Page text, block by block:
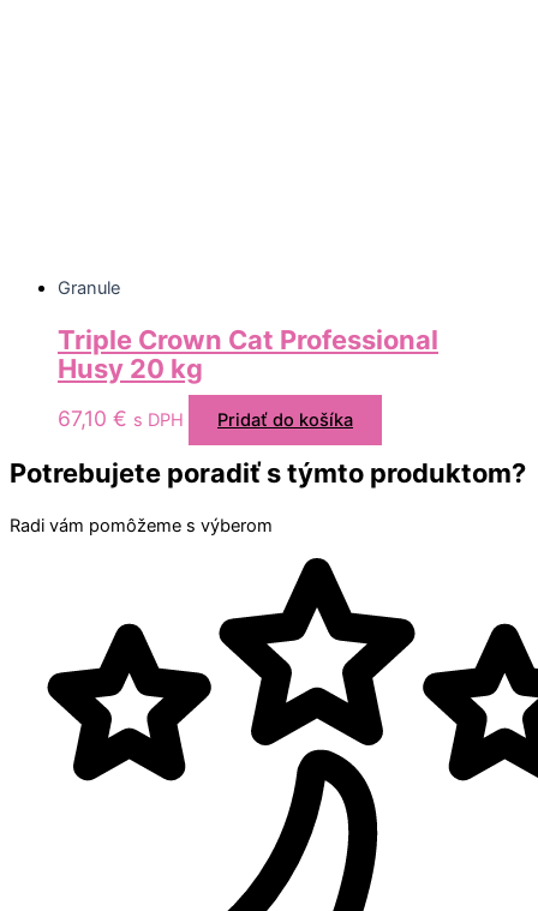
Granule
Triple Crown Cat Professional
Husy 20 kg
67,10 € s DPH Pridať do košíka
Potrebujete poradiť s týmto produktom?
Radi vám pomôžeme s výberom